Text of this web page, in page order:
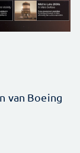
van Boeing